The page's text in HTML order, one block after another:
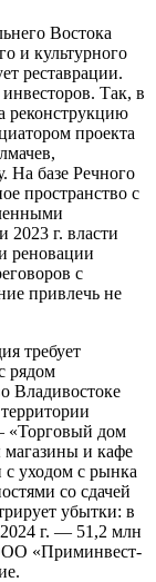
Востока
и культурного
реставрации.
Так, в
реконструкцию
проекта
На базе Речного
пространство с
2023 г. власти
реновации
с
привлечь не
требует
рядом
Владивостоке
«Торговый дом
и кафе
уходом с рынка
со сдачей
убытки: в
2024 г. — 51,2 млн
«Приминвест-